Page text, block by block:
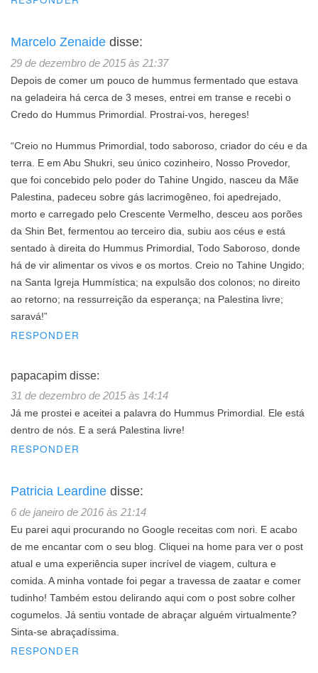
Marcelo Zenaide disse:
29 de dezembro de 2015 às 21:37
Depois de comer um pouco de hummus fermentado que estava
na geladeira há cerca de 3 meses, entrei em transe e recebi o
Credo do Hummus Primordial. Prostrai-vos, hereges!
“Creio no Hummus Primordial, todo saboroso, criador do céu e da
terra. E em Abu Shukri, seu único cozinheiro, Nosso Provedor,
que foi concebido pelo poder do Tahine Ungido, nasceu da Mãe
Palestina, padeceu sobre gás lacrimogêneo, foi apedrejado,
morto e carregado pelo Crescente Vermelho, desceu aos porões
da Shin Bet, fermentou ao terceiro dia, subiu aos céus e está
sentado à direita do Hummus Primordial, Todo Saboroso, donde
há de vir alimentar os vivos e os mortos. Creio no Tahine Ungido;
na Santa Igreja Hummística; na expulsão dos colonos; no direito
ao retorno; na ressurreição da esperança; na Palestina livre;
saravá!”
RESPONDER
papacapim disse:
31 de dezembro de 2015 às 14:14
Já me prostei e aceitei a palavra do Hummus Primordial. Ele está
dentro de nós. E a será Palestina livre!
RESPONDER
Patricia Leardine disse:
6 de janeiro de 2016 às 21:14
Eu parei aqui procurando no Google receitas com nori. E acabo
de me encantar com o seu blog. Cliquei na home para ver o post
atual e uma experiência super incrível de viagem, cultura e
comida. A minha vontade foi pegar a travessa de zaatar e comer
tudinho! Também estou delirando aqui com o post sobre colher
cogumelos. Já sentiu vontade de abraçar alguém virtualmente?
Sinta-se abraçadíssima.
RESPONDER